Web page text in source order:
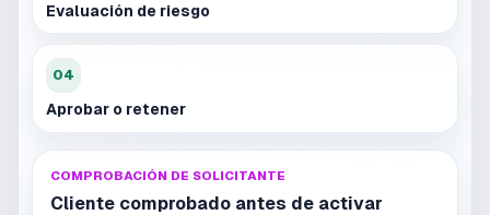
Evaluación de riesgo
04
Aprobar o retener
COMPROBACIÓN DE SOLICITANTE
Cliente comprobado antes de activar